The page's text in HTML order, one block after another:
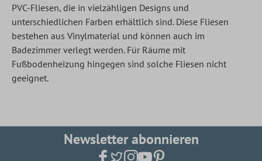
PVC-Fliesen, die in vielzähligen Designs und
unterschiedlichen Farben erhältlich sind. Diese Fliesen
bestehen aus Vinylmaterial und können auch im
Badezimmer verlegt werden. Für Räume mit
Fußbodenheizung hingegen sind solche Fliesen nicht
geeignet.
Newsletter abonnieren